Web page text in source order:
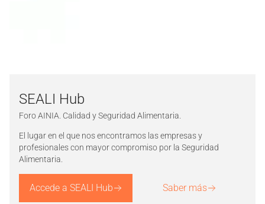
SEALI Hub
Foro AINIA. Calidad y Seguridad Alimentaria.
El lugar en el que nos encontramos las empresas y
profesionales con mayor compromiso por la Seguridad
Alimentaria.
Accede a SEALI Hub Saber más